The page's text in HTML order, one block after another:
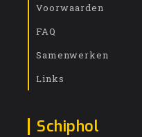
Voorwaarden
FAQ
Samenwerken
Links
Schiphol